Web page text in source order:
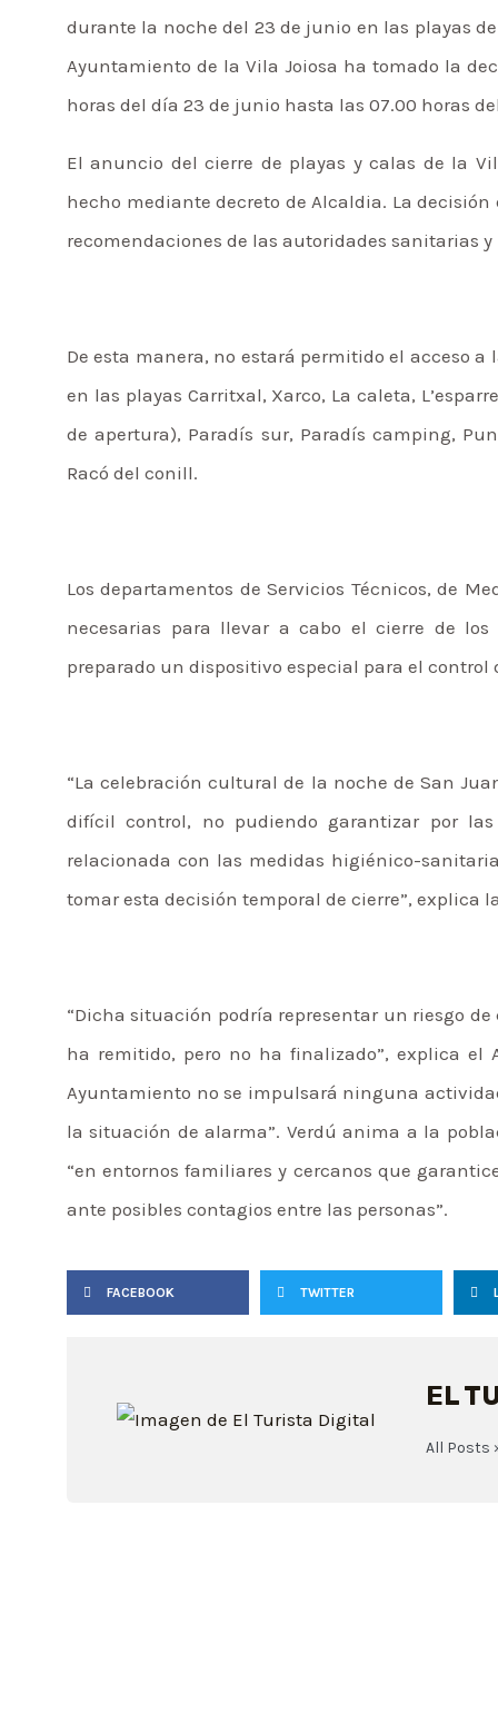
durante la noche del 23 de junio en las playas
Ayuntamiento de la Vila Joiosa ha tomado la
horas del día 23 de junio hasta las 07.00 horas
El anuncio del cierre de playas y calas de la
hecho mediante decreto de Alcaldia. La
recomendaciones de las autoridades sanitarias
De esta manera, no estará permitido el acceso
en las playas Carritxal, Xarco, La caleta,
de apertura), Paradís sur, Paradís camping,
Racó del conill.
Los departamentos de Servicios Técnicos, de
necesarias para llevar a cabo el cierre de
preparado un dispositivo especial para el
“La celebración cultural de la noche de San
difícil control, no pudiendo garantizar por
relacionada con las medidas higiénico-
tomar esta decisión temporal de cierre”, explica
“Dicha situación podría representar un riesgo
ha remitido, pero no ha finalizado”, explica el
Ayuntamiento no se impulsará ninguna
la situación de alarma”. Verdú anima a la
“en entornos familiares y cercanos que
ante posibles contagios entre las personas”.
FACEBOOK TWITTER
EL
All Posts